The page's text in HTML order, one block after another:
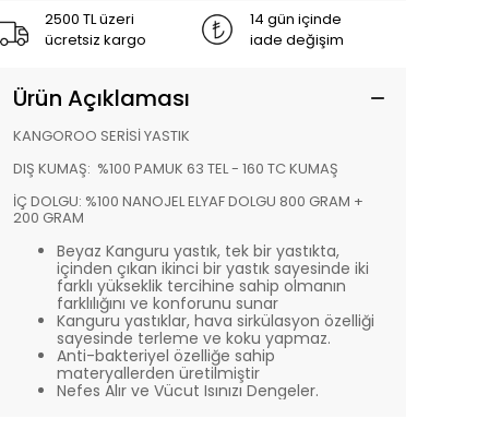
2500 TL üzeri
ücretsiz kargo
14 gün içinde
iade değişim
Ürün Açıklaması
KANGOROO SERİSİ YASTIK
DIŞ KUMAŞ: %100 PAMUK 63 TEL - 160 TC KUMAŞ
İÇ DOLGU: %100 NANOJEL ELYAF DOLGU 800 GRAM +
200 GRAM
Beyaz Kanguru yastık, tek bir yastıkta,
içinden çıkan ikinci bir yastık sayesinde iki
farklı yükseklik tercihine sahip olmanın
farklılığını ve konforunu sunar
Kanguru yastıklar, hava sirkülasyon özelliği
sayesinde terleme ve koku yapmaz.
Anti-bakteriyel özelliğe sahip
materyallerden üretilmiştir
Nefes Alır ve Vücut Isınızı Dengeler.